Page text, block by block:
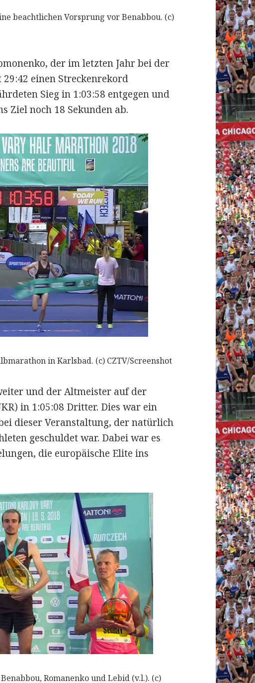
beachtlichen Vorsprung vor Benabbou. (c)
der im letzten Jahr bei der
einen Streckenrekord
Sieg in 1:03:58 entgegen und
Ziel noch 18 Sekunden ab.
in Karlsbad. (c) CZTV/Screenshot
und der Altmeister auf der
in 1:05:08 Dritter. Dies war ein
dieser Veranstaltung, der natürlich
geschuldet war. Dabei war es
die europäische Elite ins
Romanenko und Lebid (v.l.). (c)